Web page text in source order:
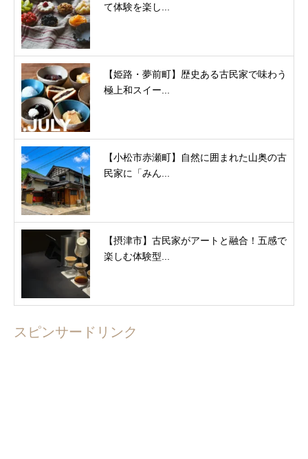
て体験を楽し...
【姫路・夢前町】歴史ある古民家で味わう
極上和スイー...
【小松市赤瀬町】自然に囲まれた山奥の古
民家に「みん...
【摂津市】古民家がアートと融合！五感で
楽しむ体験型...
スピンサードリンク